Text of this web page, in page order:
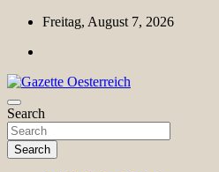
Skip
content
Freitag, August 7, 2026
Gazette Oesterreich
Magazin für Freizeit, Politik, Kultur &
Search
Search